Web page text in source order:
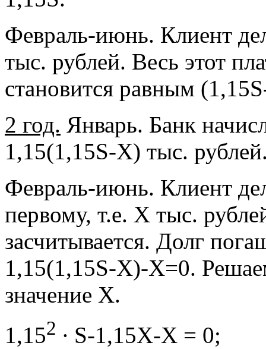
Февраль-июнь. Клиент
тыс. рублей. Весь этот
становится равным
2 год. Январь. Банк
1,15(1,15S-Х) тыс.
Февраль-июнь. Клиент
первому, т.е. Х тыс.
засчитывается. Долг
1,15(1,15S-Х)-Х=0.
значение Х.
1,152 ∙ S-1,15X-X = 0;